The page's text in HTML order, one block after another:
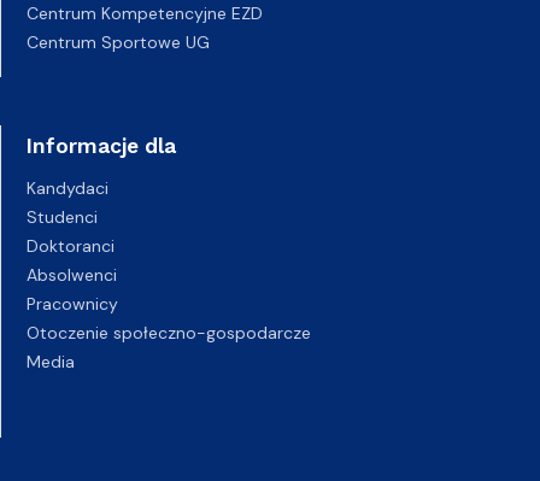
Centrum Kompetencyjne EZD
Centrum Sportowe UG
Informacje dla
Kandydaci
Studenci
Doktoranci
Absolwenci
Pracownicy
Otoczenie społeczno-gospodarcze
Media